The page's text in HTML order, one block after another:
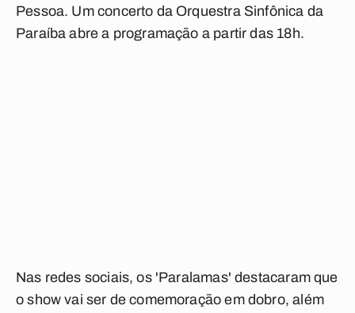
Pessoa. Um concerto da Orquestra Sinfônica da
Paraíba abre a programação a partir das 18h.
Nas redes sociais, os 'Paralamas' destacaram que
o show vai ser de comemoração em dobro, além